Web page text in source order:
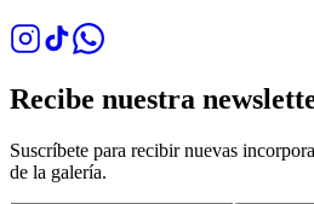
Recibe nuestra
Suscríbete para recibir nuevas
de la galería.